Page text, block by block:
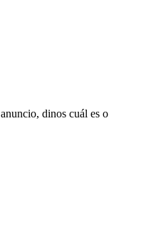
dinos cuál es o